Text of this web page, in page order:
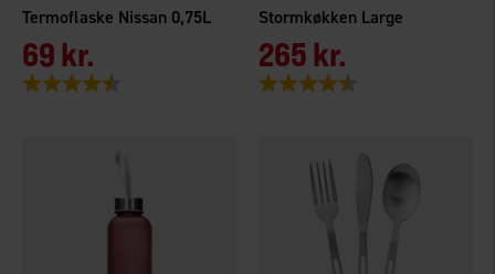
Termoflaske Nissan 0,75L
69 kr.
Vurdering:
Stormkøkken Large
265 kr.
Vurdering: